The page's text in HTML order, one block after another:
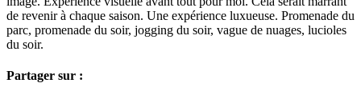
de reve­nir à chaque saison. Une expé­rience luxueuse. Promenade du
parc, pro­me­nade du soir, jog­ging du soir, vague de nuages, lucio­les
du soir.
Partager sur :